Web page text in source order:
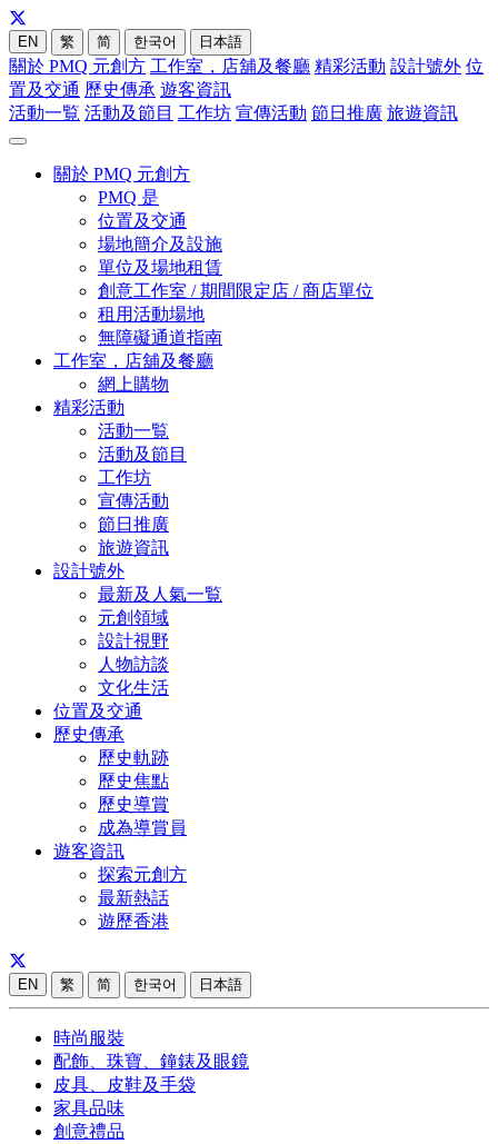
EN 繁 简 한국어 日本語
關於 PMQ 元創方 工作室，店舖及餐廳 精彩活動 設計號外 位
置及交通 歷史傳承 遊客資訊
活動一覧 活動及節目 工作坊 宣傳活動 節日推廣 旅遊資訊
關於 PMQ 元創方
PMQ 是
位置及交通
場地簡介及設施
單位及場地租賃
創意工作室 / 期間限定店 / 商店單位
租用活動場地
無障礙通道指南
工作室，店舖及餐廳
網上購物
精彩活動
活動一覧
活動及節目
工作坊
宣傳活動
節日推廣
旅遊資訊
設計號外
最新及人氣一覧
元創領域
設計視野
人物訪談
文化生活
位置及交通
歷史傳承
歷史軌跡
歷史焦點
歷史導賞
成為導賞員
遊客資訊
探索元創方
最新熱話
遊歷香港
EN 繁 简 한국어 日本語
時尚服裝
配飾、珠寶、鐘錶及眼鏡
皮具、皮鞋及手袋
家具品味
創意禮品